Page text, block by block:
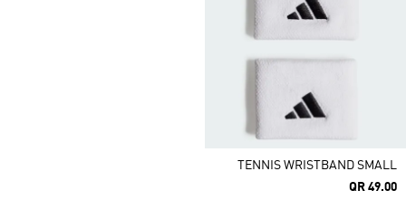
TENNIS WRISTBAND SMALL
QR 49.00